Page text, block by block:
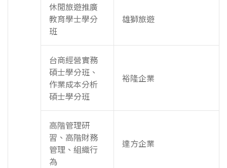
休閒旅遊推廣
教育學士學分
班
雄獅旅遊
台商經營實務
碩士學分班、
作業成本分析
碩士學分班
裕隆企業
高階管理研
習、高階財務
管理、組織行
為
達方企業